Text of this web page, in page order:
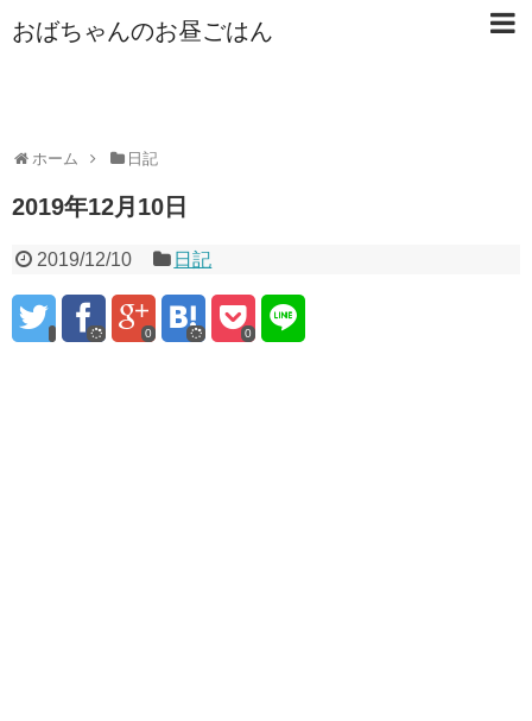
おばちゃんのお昼ごはん
ホーム 日記
2019年12月10日
2019/12/10 日記
0 0